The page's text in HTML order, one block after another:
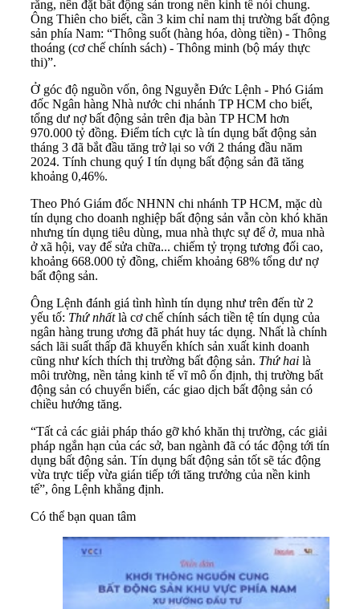
rằng, nên đặt bất động sản trong nền kinh tế nói chung.
Ông Thiên cho biết, cần 3 kim chỉ nam thị trường bất động
sản phía Nam: “Thông suốt (hàng hóa, dòng tiền) - Thông
thoáng (cơ chế chính sách) - Thông minh (bộ máy thực
thi)”.
Ở góc độ nguồn vốn, ông Nguyễn Đức Lệnh - Phó Giám
đốc Ngân hàng Nhà nước chi nhánh TP HCM cho biết,
tổng dư nợ bất động sản trên địa bàn TP HCM hơn
970.000 tỷ đồng. Điểm tích cực là tín dụng bất động sản
tháng 3 đã bắt đầu tăng trở lại so với 2 tháng đầu năm
2024. Tính chung quý I tín dụng bất động sản đã tăng
khoảng 0,46%.
Theo Phó Giám đốc NHNN chi nhánh TP HCM, mặc dù
tín dụng cho doanh nghiệp bất động sản vẫn còn khó khăn
nhưng tín dụng tiêu dùng, mua nhà thực sự để ở, mua nhà
ở xã hội, vay để sửa chữa... chiếm tỷ trọng tương đối cao,
khoảng 668.000 tỷ đồng, chiếm khoảng 68% tổng dư nợ
bất động sản.
Ông Lệnh đánh giá tình hình tín dụng như trên đến từ 2
yếu tố: Thứ nhấtlà cơ chế chính sách tiền tệ tín dụng của
ngân hàng trung ương đã phát huy tác dụng. Nhất là chính
sách lãi suất thấp đã khuyến khích sản xuất kinh doanh
cũng như kích thích thị trường bất động sản. Thứ hai là
môi trường, nền tảng kinh tế vĩ mô ổn định, thị trường bất
động sản có chuyển biến, các giao dịch bất động sản có
chiều hướng tăng.
“Tất cả các giải pháp tháo gỡ khó khăn thị trường, các giải
pháp ngắn hạn của các sở, ban ngành đã có tác động tới tín
dụng bất động sản. Tín dụng bất động sản tốt sẽ tác động
vừa trực tiếp vừa gián tiếp tới tăng trưởng của nền kinh
tế”, ông Lệnh khẳng định.
Có thể bạn quan tâm